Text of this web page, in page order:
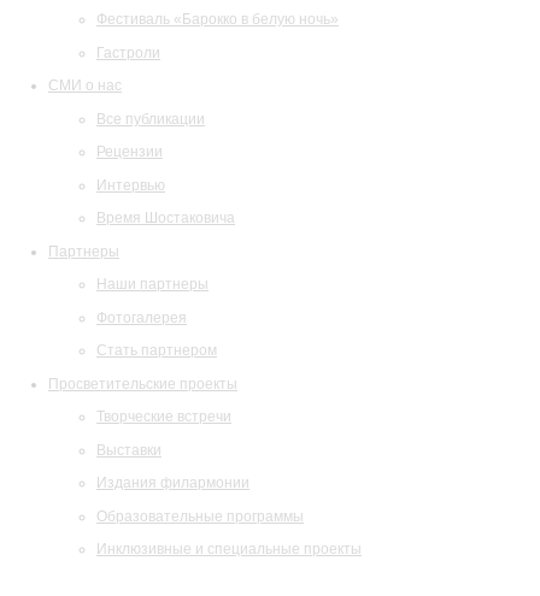
Фестиваль «Барокко в белую ночь»
Гастроли
СМИ о нас
Все публикации
Рецензии
Интервью
Время Шостаковича
Партнеры
Наши партнеры
Фотогалерея
Стать партнером
Просветительские проекты
Творческие встречи
Выставки
Издания филармонии
Образовательные программы
Инклюзивные и специальные проекты